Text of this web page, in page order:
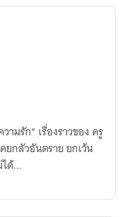
ามรัก” เรื่องราวของ ครู
ยกลัวอันตราย ยกเว้น
ด้...